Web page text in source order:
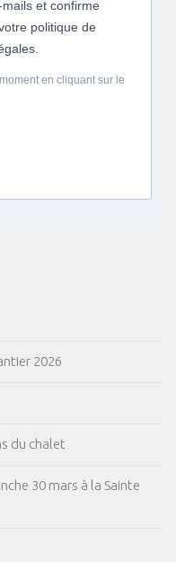
et confirme
politique de
en cliquant sur le
2026
du chalet
30 mars à la Sainte